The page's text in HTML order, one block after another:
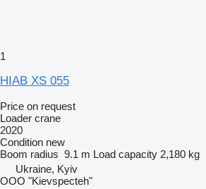
1
HIAB XS 055
Price on request
Loader crane
2020
Condition new
Boom radius 9.1 m Load capacity 2,180 kg
Ukraine, Kyiv
OOO "Kievspecteh"